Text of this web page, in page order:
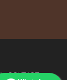
CONTACT